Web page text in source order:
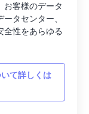
お客様のデータ
タセンター、
全性をあらゆる
て詳しくは